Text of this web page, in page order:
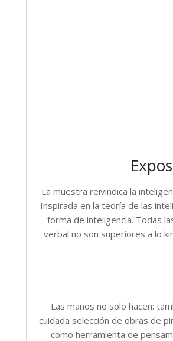
La muestra reivindica la
Inspirada en la teoría de las
forma de inteligencia. Todas
verbal no son superiores a lo
Las manos no solo hacen:
cuidada selección de obras de
como herramienta de